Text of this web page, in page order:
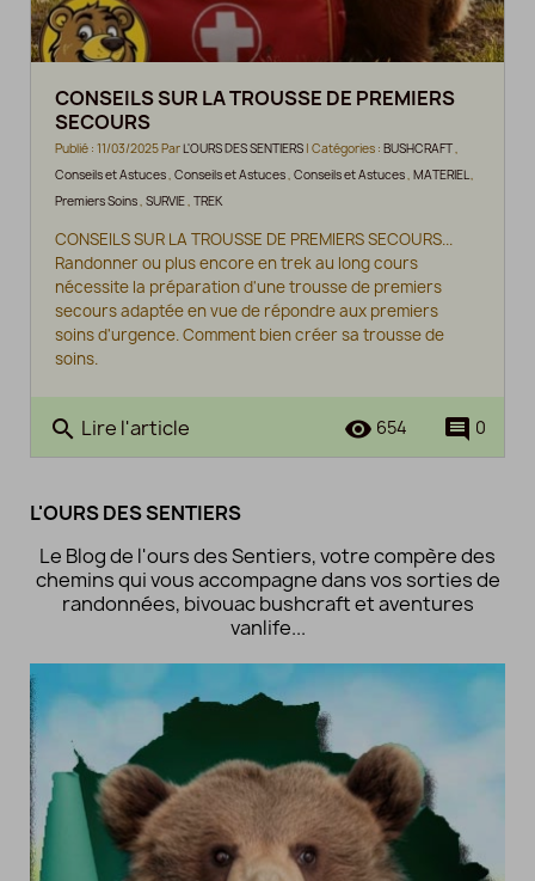
CONSEILS SUR LA TROUSSE DE PREMIERS
SECOURS
Publié : 11/03/2025 ParL'OURS DES SENTIERS | Catégories : BUSHCRAFT,
Conseils et Astuces, Conseils et Astuces, Conseils et Astuces, MATERIEL,
Premiers Soins, SURVIE, TREK
CONSEILS SUR LA TROUSSE DE PREMIERS SECOURS...
Randonner ou plus encore en trek au long cours
nécessite la préparation d'une trousse de premiers
secours adaptée en vue de répondre aux premiers
soins d'urgence. Comment bien créer sa trousse de
soins.
search Lire l'article comment 0
remove_red_eye 654
L'OURS DES SENTIERS
Le Blog de l'ours des Sentiers, votre compère des
chemins qui vous accompagne dans vos sorties de
randonnées, bivouac bushcraft et aventures
vanlife...